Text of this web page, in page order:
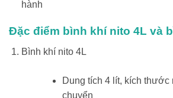
hành
Đặc điểm bình khí nito 4L và
Bình khí nito 4L
Dung tích 4 lít, kích thước
chuyển